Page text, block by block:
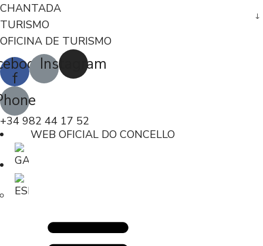
CHANTADA
TURISMO
OFICINA DE TURISMO
f
Instagram
+34 982 44 17 52
WEB OFICIAL DO CONCELLO